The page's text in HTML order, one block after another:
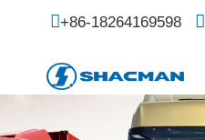
+86-18264169598